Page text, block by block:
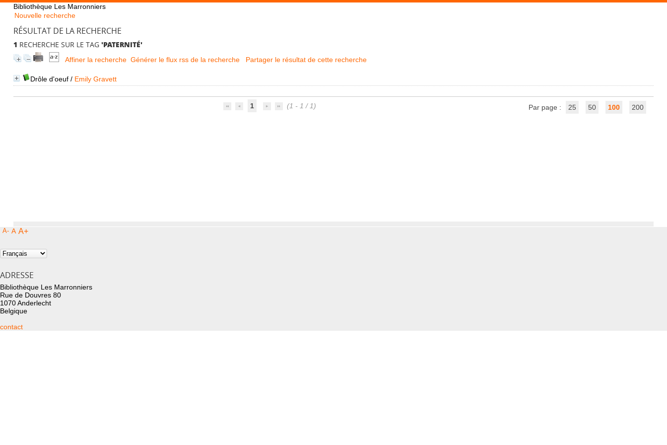
Bibliothèque Les Marronniers
Nouvelle recherche
RÉSULTAT DE LA RECHERCHE
1 RECHERCHE SUR LE TAG 'PATERNITÉ'
Affiner la recherche Générer le flux rss de la recherche Partager le résultat de cette recherche
Drôle d'oeuf/ Emily Gravett
1 (1 - 1 / 1) Par page : 25 50 100 200
A- A A+
ADRESSE
Bibliothèque Les Marronniers
Rue de Douvres 80
1070 Anderlecht
Belgique
contact